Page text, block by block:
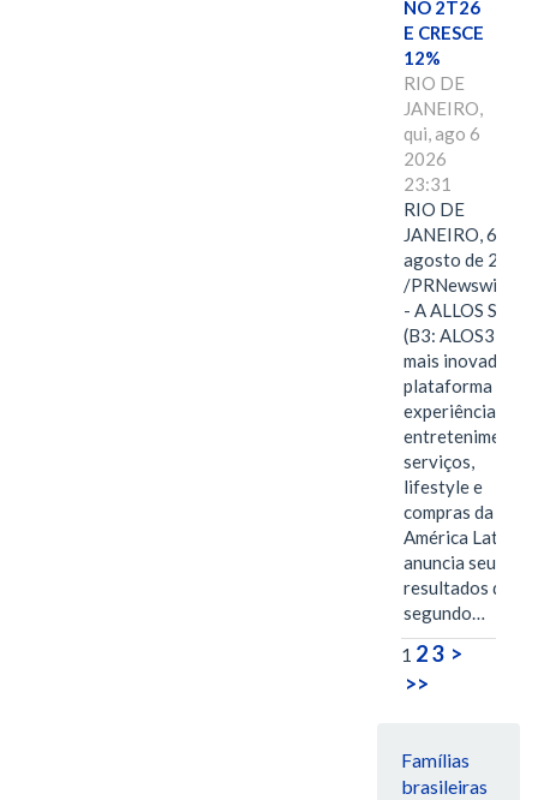
NO 2T26
E CRESCE
12%
RIO DE
JANEIRO,
qui, ago 6
2026
23:31
RIO DE
JANEIRO, 6 de
agosto de 2026
/PRNewswire/ -
- A ALLOS S.A.
(B3: ALOS3), a
mais inovadora
plataforma de
experiências,
entretenimento,
serviços,
lifestyle e
compras da
América Latina
anuncia seus
resultados do
segundo…
1 23 >
>>
Famílias
brasileiras